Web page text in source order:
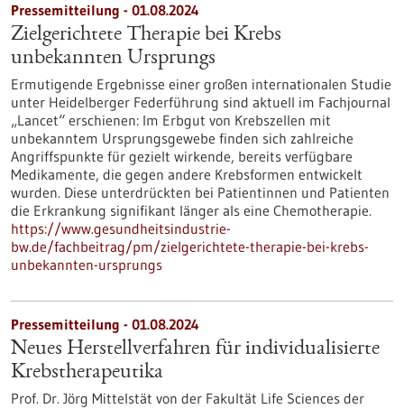
Pressemitteilung - 01.08.2024
Zielgerichtete Therapie bei Krebs
unbekannten Ursprungs
Ermutigende Ergebnisse einer großen internationalen Studie
unter Heidelberger Federführung sind aktuell im Fachjournal
„Lancet“ erschienen: Im Erbgut von Krebszellen mit
unbekanntem Ursprungsgewebe finden sich zahlreiche
Angriffspunkte für gezielt wirkende, bereits verfügbare
Medikamente, die gegen andere Krebsformen entwickelt
wurden. Diese unterdrückten bei Patientinnen und Patienten
die Erkrankung signifikant länger als eine Chemotherapie.
https://www.gesundheitsindustrie-
bw.de/fachbeitrag/pm/zielgerichtete-therapie-bei-krebs-
unbekannten-ursprungs
Pressemitteilung - 01.08.2024
Neues Herstellverfahren für individualisierte
Krebstherapeutika
Prof. Dr. Jörg Mittelstät von der Fakultät Life Sciences der